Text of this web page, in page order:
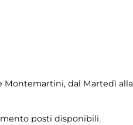
dal Martedì alla
posti disponibili.